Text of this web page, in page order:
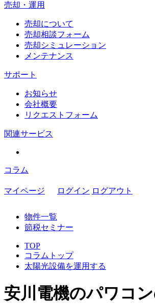
売却・運用
売却について
売却相談フォーム
売却シミュレーション
メンテナンス
サポート
お知らせ
会社概要
リクエストフォーム
関連サービス
コラム
マイページ ログイン ログアウト
物件一覧
節税セミナー
TOP
コラムトップ
太陽光設備を運用する
安川電機のパワコ